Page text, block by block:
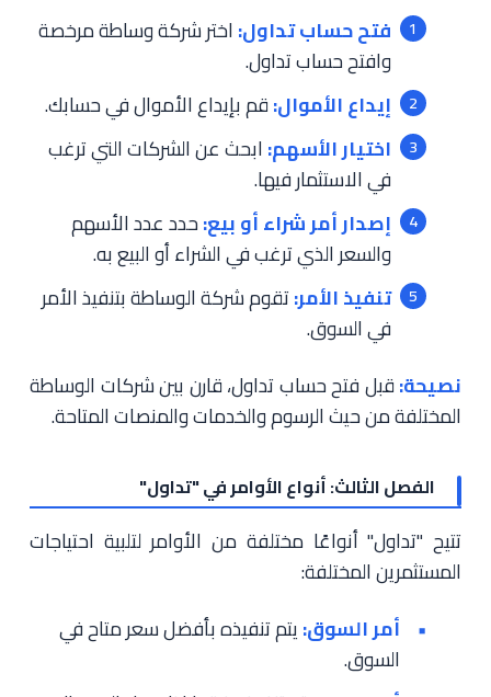
فتح حساب تداول: اختر شركة وساطة مرخصة
وافتح حساب تداول.
إيداع الأموال:قم بإيداع الأموال في حسابك.
اختيار الأسهم: ابحث عن الشركات التي ترغب
في الاستثمار فيها.
إصدار أمر شراء أو بيع:حدد عدد الأسهم
والسعر الذي ترغب في الشراء أو البيع به.
تنفيذ الأمر:تقوم شركة الوساطة بتنفيذ الأمر
في السوق.
نصيحة:قبل فتح حساب تداول، قارن بين شركات الوساطة
المختلفة من حيث الرسوم والخدمات والمنصات المتاحة.
الفصل الثالث: أنواع الأوامر في "تداول"
تتيح "تداول" أنواعًا مختلفة من الأوامر لتلبية احتياجات
المستثمرين المختلفة:
أمر السوق:يتم تنفيذه بأفضل سعر متاح في
السوق.